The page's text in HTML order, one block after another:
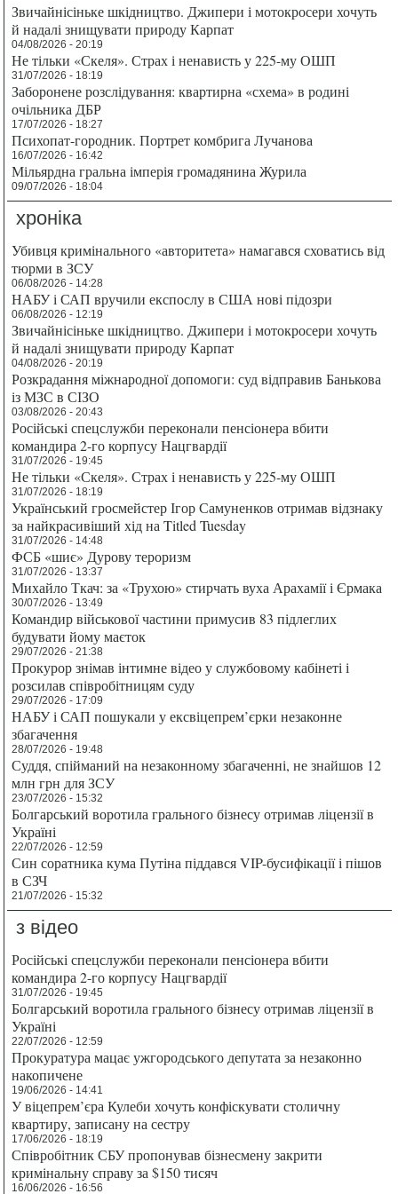
Звичайнісіньке шкідництво. Джипери і мотокросери хочуть
й надалі знищувати природу Карпат
04/08/2026 - 20:19
Не тільки «Скеля». Страх і ненависть у 225-му ОШП
31/07/2026 - 18:19
Заборонене розслідування: квартирна «схема» в родині
очільника ДБР
17/07/2026 - 18:27
Психопат-городник. Портрет комбрига Лучанова
16/07/2026 - 16:42
Мільярдна гральна імперія громадянина Журила
09/07/2026 - 18:04
хроніка
Убивця кримінального «авторитета» намагався сховатись від
тюрми в ЗСУ
06/08/2026 - 14:28
НАБУ і САП вручили експослу в США нові підозри
06/08/2026 - 12:19
Звичайнісіньке шкідництво. Джипери і мотокросери хочуть
й надалі знищувати природу Карпат
04/08/2026 - 20:19
Розкрадання міжнародної допомоги: суд відправив Банькова
із МЗС в СІЗО
03/08/2026 - 20:43
Російські спецслужби переконали пенсіонера вбити
командира 2-го корпусу Нацгвардії
31/07/2026 - 19:45
Не тільки «Скеля». Страх і ненависть у 225-му ОШП
31/07/2026 - 18:19
Український гросмейстер Ігор Самуненков отримав відзнаку
за найкрасивіший хід на Titled Tuesday
31/07/2026 - 14:48
ФСБ «шиє» Дурову тероризм
31/07/2026 - 13:37
Михайло Ткач: за «Трухою» стирчать вуха Арахамії і Єрмака
30/07/2026 - 13:49
Командир військової частини примусив 83 підлеглих
будувати йому маєток
29/07/2026 - 21:38
Прокурор знімав інтимне відео у службовому кабінеті і
розсилав співробітницям суду
29/07/2026 - 17:09
НАБУ і САП пошукали у ексвіцепрем’єрки незаконне
збагачення
28/07/2026 - 19:48
Суддя, спійманий на незаконному збагаченні, не знайшов 12
млн грн для ЗСУ
23/07/2026 - 15:32
Болгарський воротила грального бізнесу отримав ліцензії в
Україні
22/07/2026 - 12:59
Син соратника кума Путіна піддався VIP-бусифікації і пішов
в СЗЧ
21/07/2026 - 15:32
з відео
Російські спецслужби переконали пенсіонера вбити
командира 2-го корпусу Нацгвардії
31/07/2026 - 19:45
Болгарський воротила грального бізнесу отримав ліцензії в
Україні
22/07/2026 - 12:59
Прокуратура мацає ужгородського депутата за незаконно
накопичене
19/06/2026 - 14:41
У віцепрем’єра Кулеби хочуть конфіскувати столичну
квартиру, записану на сестру
17/06/2026 - 18:19
Співробітник СБУ пропонував бізнесмену закрити
кримінальну справу за $150 тисяч
16/06/2026 - 16:56